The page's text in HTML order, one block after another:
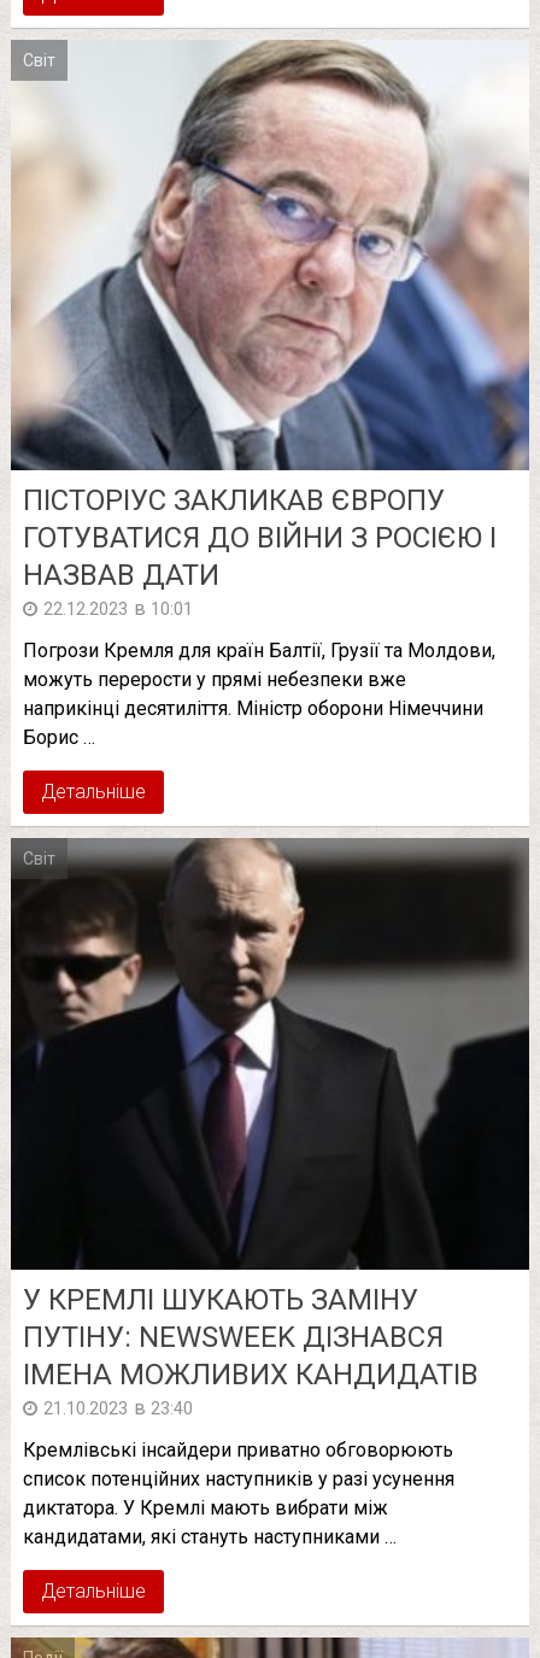
Світ
ПІСТОРІУС ЗАКЛИКАВ ЄВРОПУ
ГОТУВАТИСЯ ДО ВІЙНИ З РОСІЄЮ І
НАЗВАВ ДАТИ
22.12.2023 в 10:01
Погрози Кремля для країн Балтії, Грузії та Молдови,
можуть перерости у прямі небезпеки вже
наприкінці десятиліття. Міністр оборони Німеччини
Борис …
Детальніше
Світ
У КРЕМЛІ ШУКАЮТЬ ЗАМІНУ
ПУТІНУ: NEWSWEEK ДІЗНАВСЯ
ІМЕНА МОЖЛИВИХ КАНДИДАТІВ
21.10.2023 в 23:40
Кремлівські інсайдери приватно обговорюють
список потенційних наступників у разі усунення
диктатора. У Кремлі мають вибрати між
кандидатами, які стануть наступниками …
Детальніше